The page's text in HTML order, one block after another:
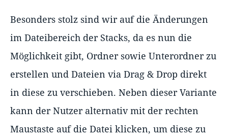
Besonders stolz sind wir auf die Änderungen
im Dateibereich der Stacks, da es nun die
Möglichkeit gibt, Ordner sowie Unterordner zu
erstellen und Dateien via Drag & Drop direkt
in diese zu verschieben. Neben dieser Variante
kann der Nutzer alternativ mit der rechten
Maustaste auf die Datei klicken, um diese zu